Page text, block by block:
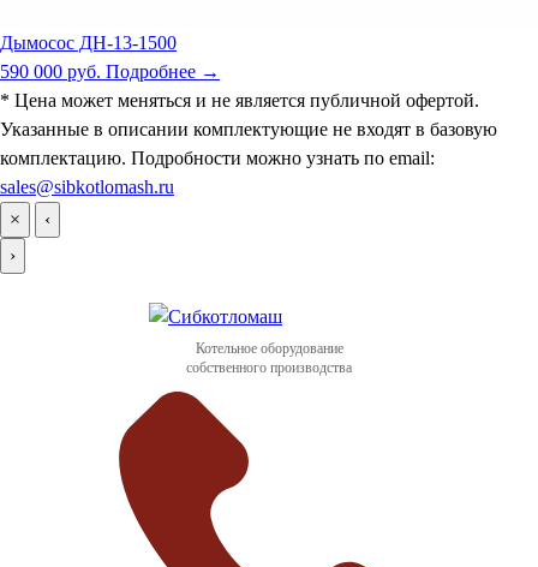
Дымосос ДН-13-1500
590 000 руб. Подробнее →
* Цена может меняться и не является публичной офертой.
Указанные в описании комплектующие не входят в базовую
комплектацию. Подробности можно узнать по email:
sales@sibkotlomash.ru
×
‹
›
Котельное оборудование
собственного производства